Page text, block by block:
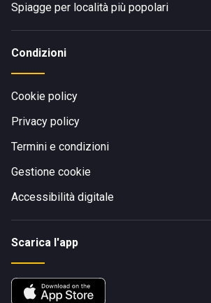
Spiagge per località più popolari
Condizioni
Cookie policy
Privacy policy
Termini e condizioni
Gestione cookie
Accessibilità digitale
Scarica l'app